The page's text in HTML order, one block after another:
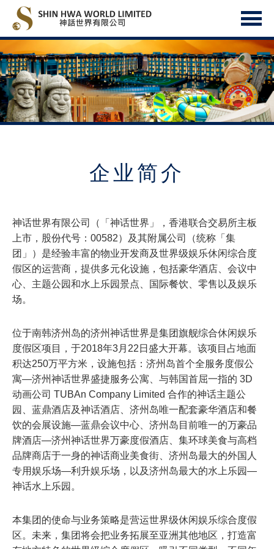
企业简介
神话世界有限公司（「神话世界」，香港联合交易所主板
上市，股份代号：00582）及其附属公司（统称「集
团」）是经验丰富的物业开发商及世界级娱乐休闲综合度
假区的运营商，提供多元化设施，包括豪华酒店、会议中
心、主题公园和水上乐园景点、国际餐饮、零售以及娱乐
场。
位于南韩济州岛的济州神话世界是集团旗舰综合休闲娱乐
度假区项目，于2018年3月22日盛大开幕。该项目占地面
积达250万平方米，设施包括：济州岛首个全服务度假公
寓—济州神话世界盛捷服务公寓、与韩国首屈一指的 3D
动画公司 TUBAn Company Limited 合作的神话主题公
园、蓝鼎酒店及神话酒店、济州岛唯一配套豪华酒店和餐
饮的会展设施—蓝鼎会议中心、济州岛目前唯一的万豪品
牌酒店—济州神话世界万豪度假酒店、集环球美食与高档
品牌商店于一身的神话商业美食街、济州岛最大的外国人
专用娱乐场—利升娱乐场，以及济州岛最大的水上乐园—
神话水上乐园。
本集团的使命与业务策略是营运世界级休闲娱乐综合度假
区。未来，集团将会把业务拓展至亚洲其他地区，打造富